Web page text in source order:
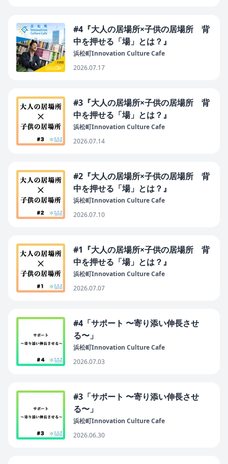
#4『大人の居場所×子供の居場所 背
中を押せる「場」とは？』
浜松町Innovation Culture Cafe
2026.07.17
#3『大人の居場所×子供の居場所 背
中を押せる「場」とは？』
浜松町Innovation Culture Cafe
2026.07.14
#2『大人の居場所×子供の居場所 背
中を押せる「場」とは？』
浜松町Innovation Culture Cafe
2026.07.10
#1『大人の居場所×子供の居場所 背
中を押せる「場」とは？』
浜松町Innovation Culture Cafe
2026.07.07
#4「サポート 〜寄り添い伸長させ
る〜」
浜松町Innovation Culture Cafe
2026.07.03
#3「サポート 〜寄り添い伸長させ
る〜」
浜松町Innovation Culture Cafe
2026.06.30